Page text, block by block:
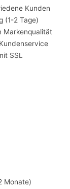
Kunden
(1-2 Tage)
Markenqualität
SSL
Monate)